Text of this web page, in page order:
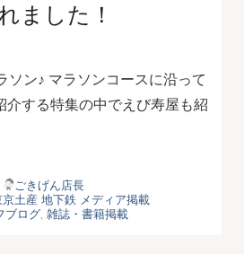
ました！
ソン♪ マラソンコースに沿って
介する特集の中でえび寿屋も紹
ごきげん店長
京土産 地下鉄 メディア掲載
ブログ, 雑誌・書籍掲載